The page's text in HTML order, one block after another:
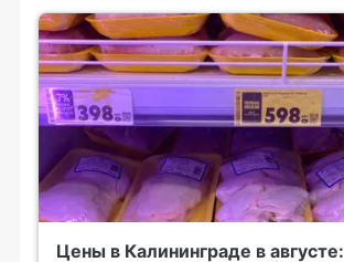
Цены в Калининграде в августе: